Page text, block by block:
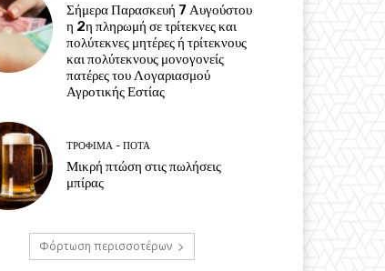
Σήμερα Παρασκευή 7 Αυγούστου
η 2η πληρωμή σε τρίτεκνες και
πολύτεκνες μητέρες ή τρίτεκνους
και πολύτεκνους μονογονείς
πατέρες του Λογαριασμού
Αγροτικής Εστίας
ΤΡΌΦΙΜΑ - ΠΟΤΆ
Μικρή πτώση στις πωλήσεις
μπίρας
Φόρτωση περισσοτέρων